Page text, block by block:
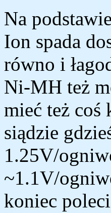
Na
Ion spada
równo i
Ni-MH też
mieć też coś
siądzie
1.25V/
~1.1V/
koniec